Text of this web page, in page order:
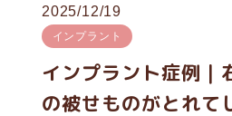
2025/12/19
インプラント
インプラント症例｜
の被せものがとれて